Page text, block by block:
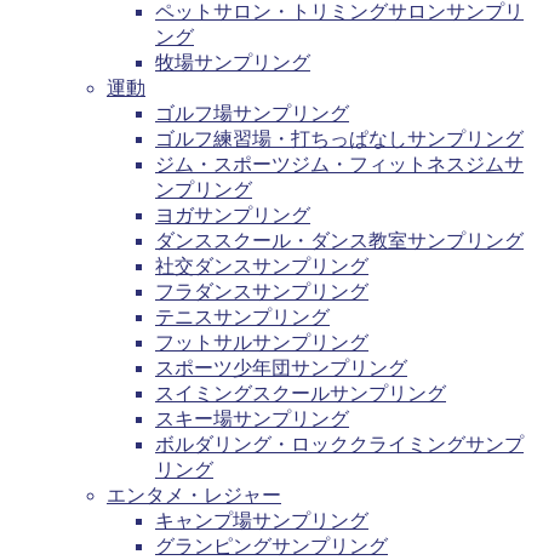
ペットサロン・トリミングサロンサンプリ
ング
牧場サンプリング
運動
ゴルフ場サンプリング
ゴルフ練習場・打ちっぱなしサンプリング
ジム・スポーツジム・フィットネスジムサ
ンプリング
ヨガサンプリング
ダンススクール・ダンス教室サンプリング
社交ダンスサンプリング
フラダンスサンプリング
テニスサンプリング
フットサルサンプリング
スポーツ少年団サンプリング
スイミングスクールサンプリング
スキー場サンプリング
ボルダリング・ロッククライミングサンプ
リング
エンタメ・レジャー
キャンプ場サンプリング
グランピングサンプリング